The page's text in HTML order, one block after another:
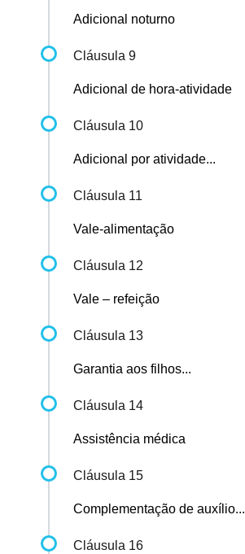
Adicional noturno
Cláusula 9
Adicional de hora-atividade
Cláusula 10
Adicional por atividade...
Cláusula 11
Vale-alimentação
Cláusula 12
Vale – refeição
Cláusula 13
Garantia aos filhos...
Cláusula 14
Assistência médica
Cláusula 15
Complementação de auxílio...
Cláusula 16